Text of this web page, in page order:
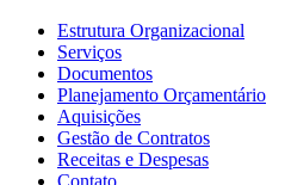
Estrutura Organizacional
Serviços
Documentos
Planejamento Orçamentário
Aquisições
Gestão de Contratos
Receitas e Despesas